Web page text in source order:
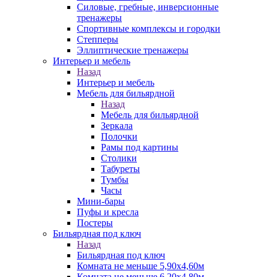
Силовые, гребные, инверсионные
тренажеры
Спортивные комплексы и городки
Степперы
Эллиптические тренажеры
Интерьер и мебель
Назад
Интерьер и мебель
Мебель для бильярдной
Назад
Мебель для бильярдной
Зеркала
Полочки
Рамы под картины
Столики
Табуреты
Тумбы
Часы
Мини-бары
Пуфы и кресла
Постеры
Бильярдная под ключ
Назад
Бильярдная под ключ
Комната не меньше 5,90х4,60м